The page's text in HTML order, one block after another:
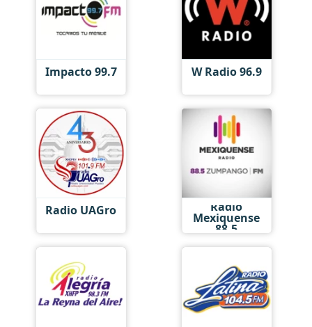
Impacto 99.7 W Radio 96.9
Radio UAGro Radio
Mexiquense
88.5